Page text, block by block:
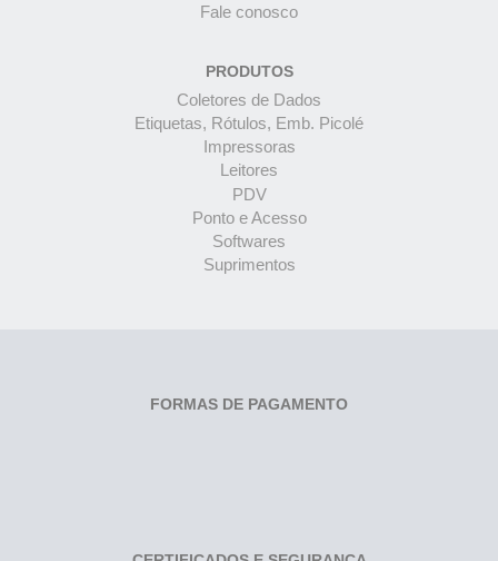
Fale conosco
PRODUTOS
Coletores de Dados
Etiquetas, Rótulos, Emb. Picolé
Impressoras
Leitores
PDV
Ponto e Acesso
Softwares
Suprimentos
FORMAS DE PAGAMENTO